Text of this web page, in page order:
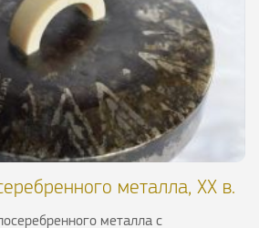
металла, ХХ в.
металла с